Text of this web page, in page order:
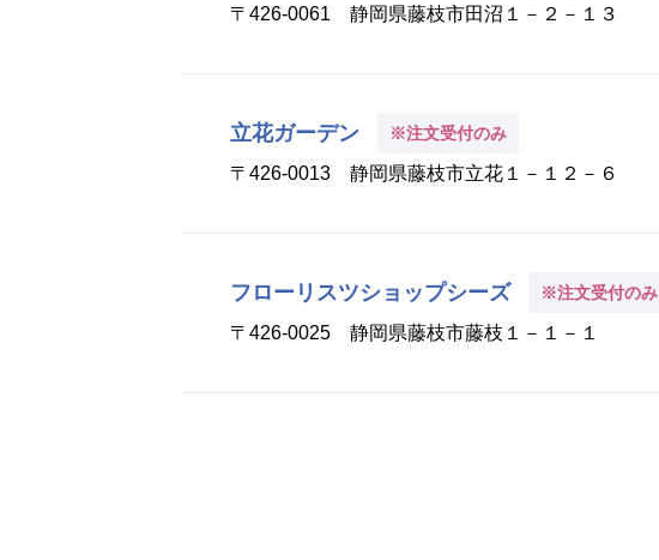
〒426-0061 静岡県藤枝市田沼１－２－１３
立花ガーデン ※注文受付のみ
〒426-0013 静岡県藤枝市立花１－１２－６
フローリスツショップシーズ ※注文受付のみ
〒426-0025 静岡県藤枝市藤枝１－１－１